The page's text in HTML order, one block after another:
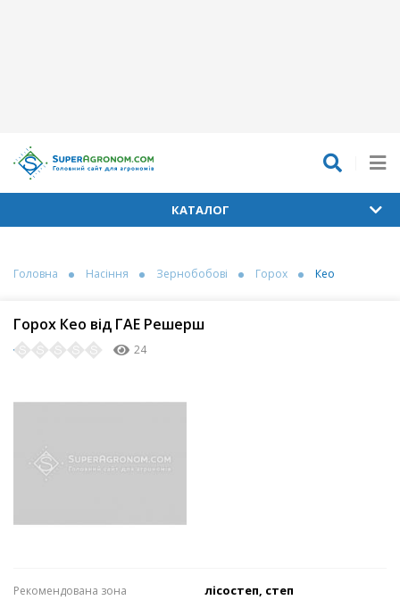
КАТАЛОГ
Головна Насіння Зернобобові Горох Кео
Горох Кео від ГАЕ Решерш
24
Рекомендована зона лісостеп, степ